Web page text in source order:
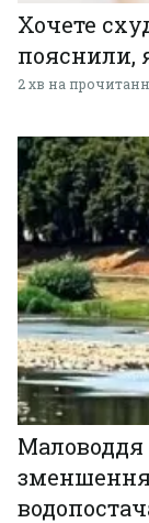
Хочете
пояснили,
2 хв на
Маловоддя
зменшення